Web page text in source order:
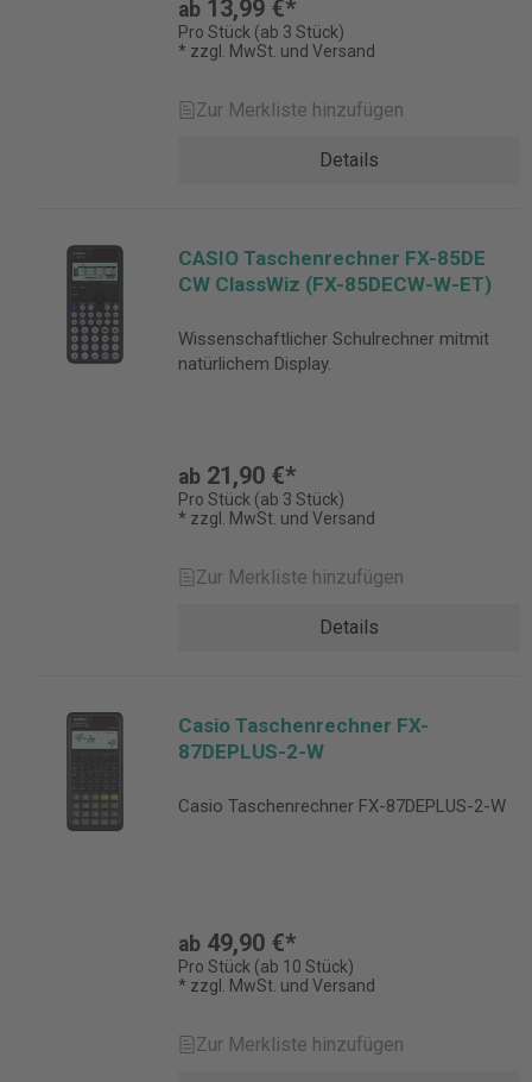
ab 13,99 €*
Pro Stück (ab 3 Stück)
* zzgl. MwSt. und Versand
Zur Merkliste hinzufügen
Details
CASIO Taschenrechner FX-85DE
CW ClassWiz (FX-85DECW-W-ET)
Wissenschaftlicher Schulrechner mitmit
natürlichem Display.
ab 21,90 €*
Pro Stück (ab 3 Stück)
* zzgl. MwSt. und Versand
Zur Merkliste hinzufügen
Details
Casio Taschenrechner FX-
87DEPLUS-2-W
Casio Taschenrechner FX-87DEPLUS-2-W
ab 49,90 €*
Pro Stück (ab 10 Stück)
* zzgl. MwSt. und Versand
Zur Merkliste hinzufügen